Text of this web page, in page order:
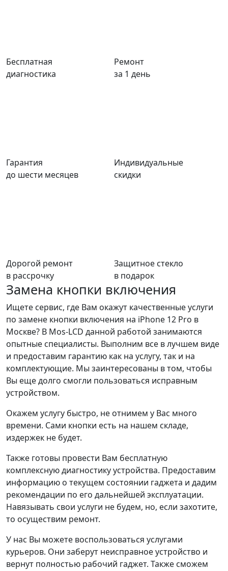
Бесплатная
диагностика
Ремонт
за 1 день
Гарантия
до шести месяцев
Индивидуальные
скидки
Дорогой ремонт
в рассрочку
Защитное стекло
в подарок
Замена кнопки включения
Ищете сервис, где Вам окажут качественные услуги
по замене кнопки включения на iPhone 12 Pro в
Москве? В Mos-LCD данной работой занимаются
опытные специалисты. Выполним все в лучшем виде
и предоставим гарантию как на услугу, так и на
комплектующие. Мы заинтересованы в том, чтобы
Вы еще долго смогли пользоваться исправным
устройством.
Окажем услугу быстро, не отнимем у Вас много
времени. Сами кнопки есть на нашем складе,
издержек не будет.
Также готовы провести Вам бесплатную
комплексную диагностику устройства. Предоставим
информацию о текущем состоянии гаджета и дадим
рекомендации по его дальнейшей эксплуатации.
Навязывать свои услуги не будем, но, если захотите,
то осуществим ремонт.
У нас Вы можете воспользоваться услугами
курьеров. Они заберут неисправное устройство и
вернут полностью рабочий гаджет. Также сможем